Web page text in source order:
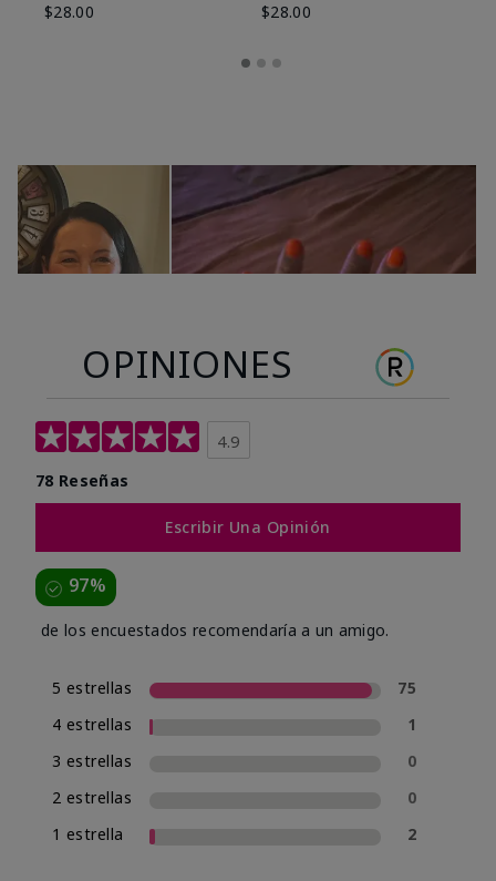
$28.00
$28.00
OPINIONES
4.9
78 Reseñas
Escribir Una Opinión
97%
de los encuestados recomendaría a un amigo.
5 estrellas
75
4 estrellas
1
3 estrellas
0
2 estrellas
0
1 estrella
2